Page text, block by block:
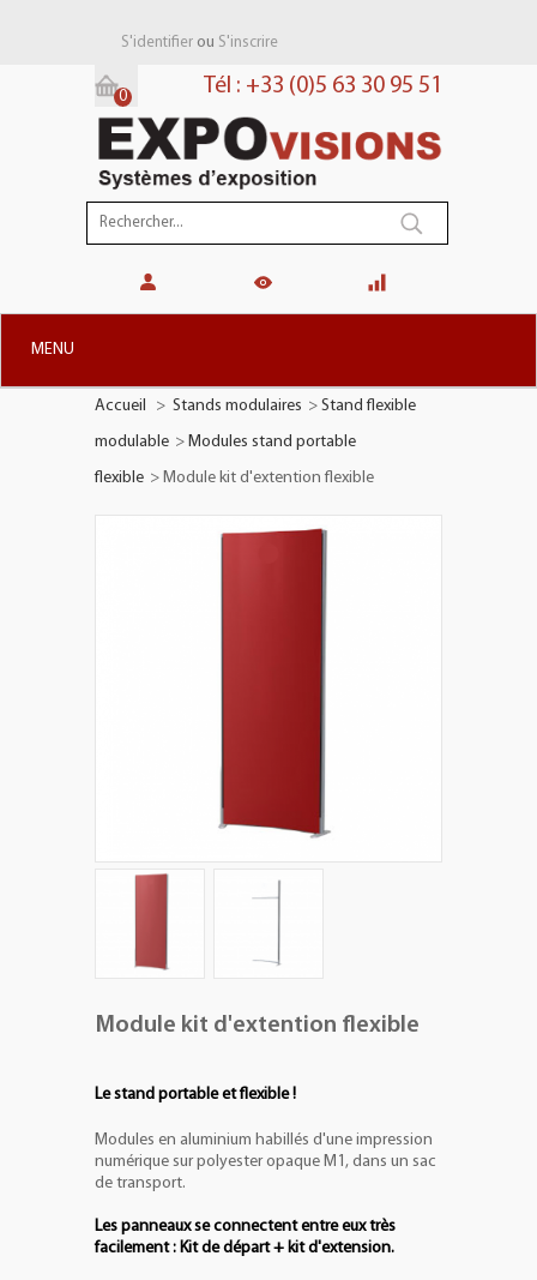
S'identifierou S'inscrire
Tél : +33 (0)5 63 30 95 51
Panier:
0
MENU
STANDS MODULAIRES
Accueil > Stands modulaires > Stand flexible
modulable > Modules stand portable
flexible > Module kit d'extention flexible
Module kit d'extention flexible
Le stand portable et flexible !
Modules en aluminium habillés d'une impression
numérique sur polyester opaque M1, dans un sac
de transport.
Les panneaux se connectent entre eux très
facilement : Kit de départ + kit d'extension.